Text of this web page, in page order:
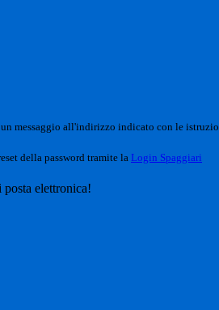
messaggio all'indirizzo indicato con le
della password tramite la Login Spaggiari
elettronica!